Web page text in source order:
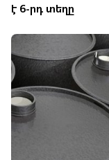
է 6-րդ տեղը